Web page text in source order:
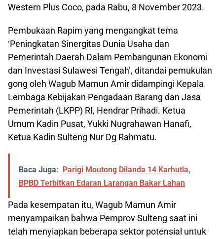
Western Plus Coco, pada Rabu, 8 November 2023.
Pembukaan Rapim yang mengangkat tema
‘Peningkatan Sinergitas Dunia Usaha dan
Pemerintah Daerah Dalam Pembangunan Ekonomi
dan Investasi Sulawesi Tengah’, ditandai pemukulan
gong oleh Wagub Mamun Amir didampingi Kepala
Lembaga Kebijakan Pengadaan Barang dan Jasa
Pemerintah (LKPP) RI, Hendrar Prihadi. Ketua
Umum Kadin Pusat, Yukki Nugrahawan Hanafi,
Ketua Kadin Sulteng Nur Dg Rahmatu.
Baca Juga: Parigi Moutong Dilanda 14 Karhutla,
BPBD Terbitkan Edaran Larangan Bakar Lahan
Pada kesempatan itu, Wagub Mamun Amir
menyampaikan bahwa Pemprov Sulteng saat ini
telah menyiapkan beberapa sektor potensial untuk